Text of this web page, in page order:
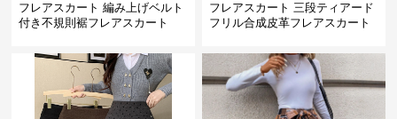
フレアスカート 編み上げベルト
付き不規則裾フレアスカート
フレアスカート 三段ティアード
フリル合成皮革フレアスカート